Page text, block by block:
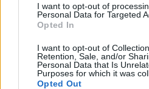
I want to opt-out of
Personal Data for Targeted
Opted In
I want to opt-out of
Retention, Sale, and/or
Personal Data that Is
Purposes for which it was
Opted Out
AUTEUR
Infos Rédaction